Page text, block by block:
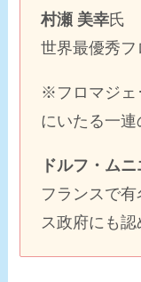
村瀬 美幸氏
世界最優秀
※フロマジェ
にいたる一
ドルフ・ム
フランスで
ス政府にも認